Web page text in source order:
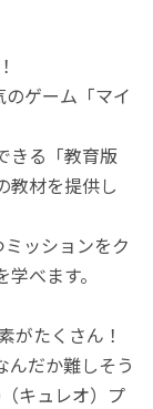
ゲーム「マイ
きる「教育版
教材を提供し
ッションをク
べます。
がたくさん！
んだか難しそう
キュレオ）プ